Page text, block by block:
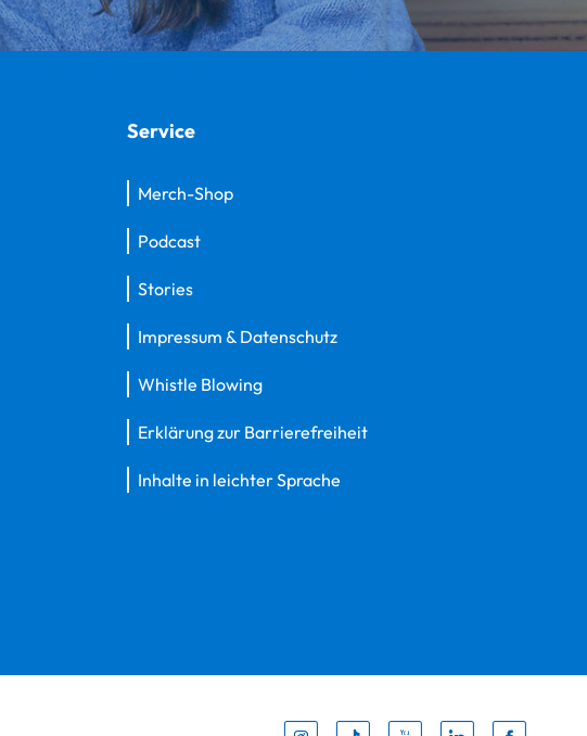
Service
Merch-Shop
Podcast
Stories
Impressum & Datenschutz
Whistle Blowing
Erklärung zur Barrierefreiheit
Inhalte in leichter Sprache